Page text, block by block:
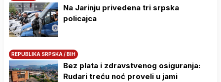
Na Јarinju privedena tri srpska
policajca
REPUBLIKA SRPSKA / BIH
Bez plata i zdravstvenog osiguranja:
Rudari treću noć proveli u jami